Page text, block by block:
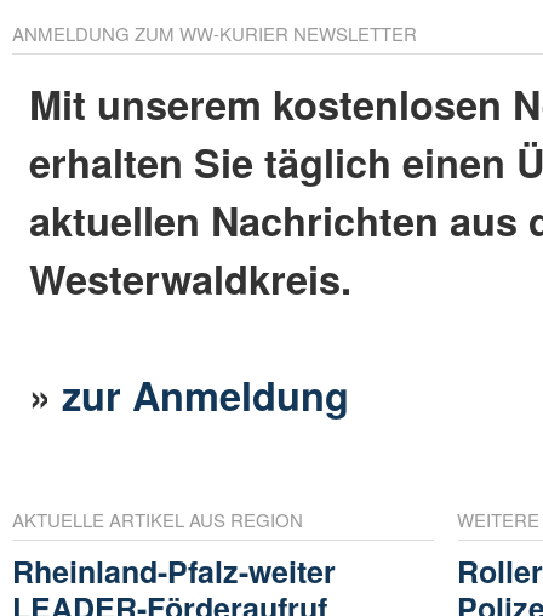
ANMELDUNG ZUM WW-KURIER NEWSLETTER
Mit unserem kostenlosen
erhalten Sie täglich einen
aktuellen Nachrichten aus
Westerwaldkreis.
»zur Anmeldung
AKTUELLE ARTIKEL AUS REGION
Rheinland-Pfalz-weiter